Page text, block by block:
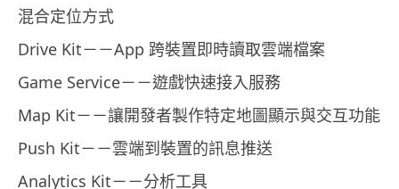
混合定位方式
Drive Kit－－App 跨裝置即時讀取雲端檔案
Game Service－－遊戲快速接入服務
Map Kit－－讓開發者製作特定地圖顯示與交互功能
Push Kit－－雲端到裝置的訊息推送
Analytics Kit－－分析工具